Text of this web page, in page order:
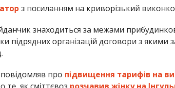
з посиланням на криворізький
знаходиться за межами
підрядних організацій договори з
про підвищення тарифів на